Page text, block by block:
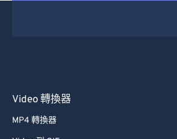
Video 轉換器
MP4 轉換器